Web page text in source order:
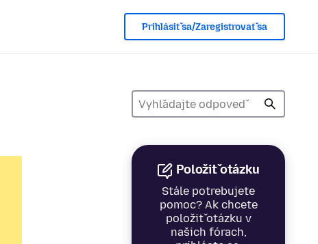
Prihlásiť sa/Zaregistrovať sa
Položiť otázku
Stále potrebujete
pomoc? Ak chcete
položiť otázku v
našich fórach,